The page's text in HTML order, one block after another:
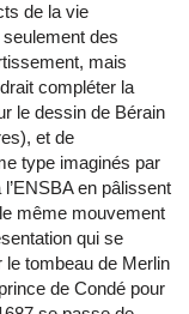
de la vie
des
mais
compléter la
le dessin de Bérain
et de
type imaginés par
en pâlissent
même mouvement
qui se
le tombeau de Merlin
de Condé pour